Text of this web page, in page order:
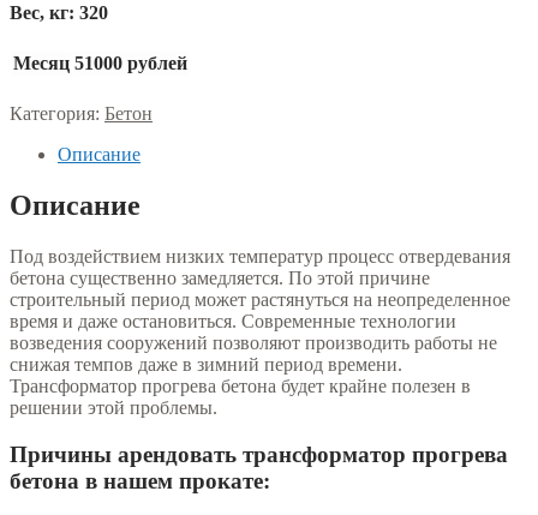
Вес, кг: 320
Месяц 51000 рублей
Категория: Бетон
Описание
Описание
Под воздействием низких температур процесс отвердевания
бетона существенно замедляется. По этой причине
строительный период может растянуться на неопределенное
время и даже остановиться. Современные технологии
возведения сооружений позволяют производить работы не
снижая темпов даже в зимний период времени.
Трансформатор прогрева бетона будет крайне полезен в
решении этой проблемы.
Причины арендовать трансформатор прогрева
бетона в нашем прокате: